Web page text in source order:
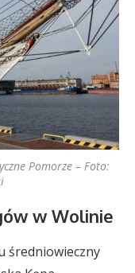
Pomorze – Foto:
w Wolinie
średniowieczny